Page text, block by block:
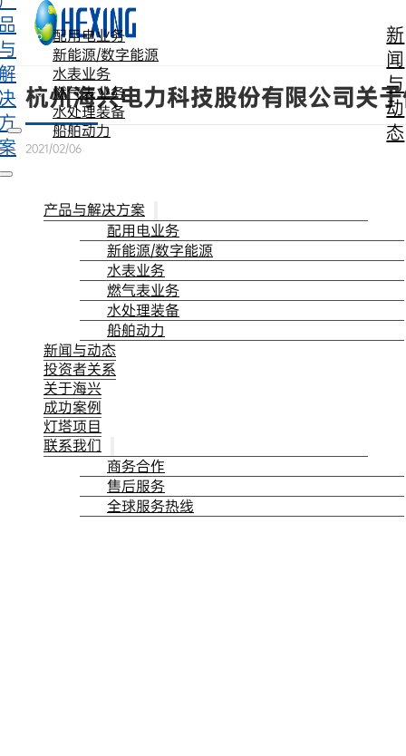
跳转到主要内容 跳转到页脚
配用电业务
新能源/数字能源
水表业务
燃气表业务
水处理装备
船舶动力
新
闻
与
动
态
产品与解决方案
配用电业务
新能源/数字能源
水表业务
燃气表业务
水处理装备
船舶动力
新闻与动态
投资者关系
关于海兴
成功案例
灯塔项目
联系我们
商务合作
售后服务
全球服务热线
杭州海兴电力科技股份有限公司关
2021/02/06